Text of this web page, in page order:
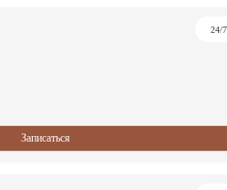
24/7
Записаться